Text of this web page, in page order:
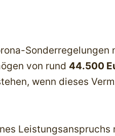
Sonderregelungen
von rund 44.500
wenn dieses
Leistungsanspruchs